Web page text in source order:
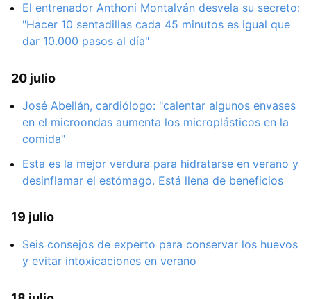
El entrenador Anthoni Montalván desvela su secreto:
"Hacer 10 sentadillas cada 45 minutos es igual que
dar 10.000 pasos al día"
20 julio
José Abellán, cardiólogo: "calentar algunos envases
en el microondas aumenta los microplásticos en la
comida"
Esta es la mejor verdura para hidratarse en verano y
desinflamar el estómago. Está llena de beneficios
19 julio
Seis consejos de experto para conservar los huevos
y evitar intoxicaciones en verano